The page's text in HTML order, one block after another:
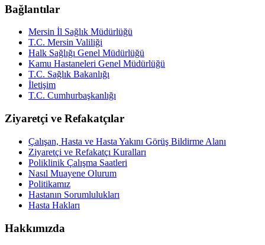
Bağlantılar
Mersin İl Sağlık Müdürlüğü
T.C. Mersin Valiliği
Halk Sağlığı Genel Müdürlüğü
Kamu Hastaneleri Genel Müdürlüğü
T.C. Sağlık Bakanlığı
İletişim
T.C. Cumhurbaşkanlığı
Ziyaretçi ve Refakatçılar
Çalışan, Hasta ve Hasta Yakını Görüş Bildirme Alanı
Ziyaretçi ve Refakatçı Kuralları
Poliklinik Çalışma Saatleri
Nasıl Muayene Olurum
Politikamız
Hastanın Sorumlulukları
Hasta Hakları
Hakkımızda